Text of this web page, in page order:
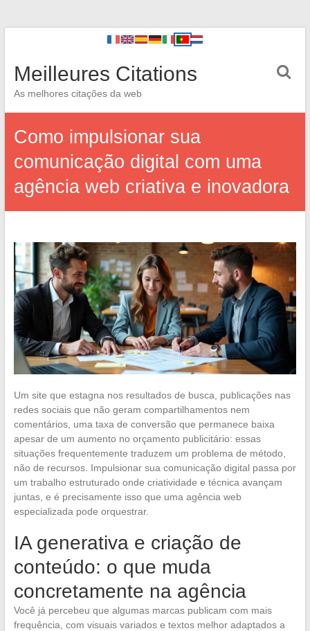
Meilleures Citations
As melhores citações da web
Como impulsionar sua
comunicação digital com uma
agência web criativa e inovadora
Um site que estagna nos resultados de busca, publicações nas
redes sociais que não geram compartilhamentos nem
comentários, uma taxa de conversão que permanece baixa
apesar de um aumento no orçamento publicitário: essas
situações frequentemente traduzem um problema de método,
não de recursos. Impulsionar sua comunicação digital passa por
um trabalho estruturado onde criatividade e técnica avançam
juntas, e é precisamente isso que uma agência web
especializada pode orquestrar.
IA generativa e criação de
conteúdo: o que muda
concretamente na agência
Você já percebeu que algumas marcas publicam com mais
frequência, com visuais variados e textos melhor adaptados a